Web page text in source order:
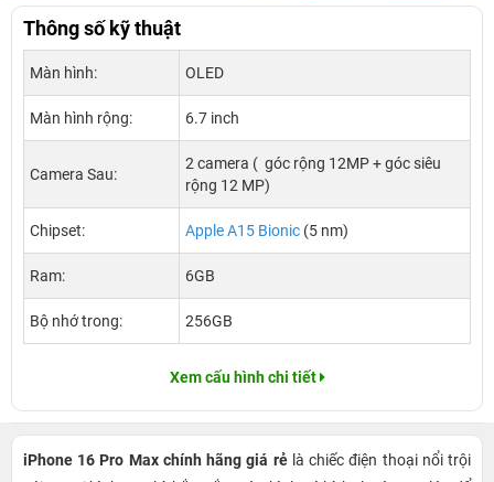
Thông số kỹ thuật
Màn hình: OLED
Màn hình rộng: 6.7 inch
Camera Sau:
2 camera ( góc rộng 12MP + góc siêu
rộng 12 MP)
Chipset: Apple A15 Bionic (5 nm)
Ram: 6GB
Bộ nhớ trong: 256GB
Xem cấu hình chi tiết
iPhone 16 Pro Max chính hãng giá rẻlà chiếc điện thoại nổi trội